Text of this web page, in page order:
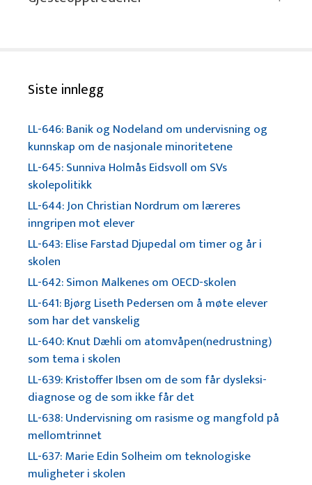
Siste innlegg
LL-646: Banik og Nodeland om undervisning og
kunnskap om de nasjonale minoritetene
LL-645: Sunniva Holmås Eidsvoll om SVs
skolepolitikk
LL-644: Jon Christian Nordrum om læreres
inngripen mot elever
LL-643: Elise Farstad Djupedal om timer og år i
skolen
LL-642: Simon Malkenes om OECD-skolen
LL-641: Bjørg Liseth Pedersen om å møte elever
som har det vanskelig
LL-640: Knut Dæhli om atomvåpen(nedrustning)
som tema i skolen
LL-639: Kristoffer Ibsen om de som får dysleksi-
diagnose og de som ikke får det
LL-638: Undervisning om rasisme og mangfold på
mellomtrinnet
LL-637: Marie Edin Solheim om teknologiske
muligheter i skolen